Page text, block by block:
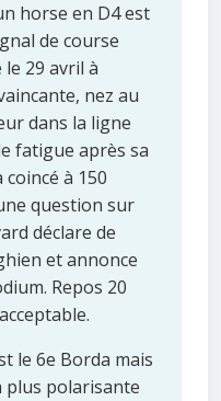
horse en D4 est
de course
29 avril à
nez au
dans la ligne
fatigue après sa
coincé à 150
question sur
déclare de
et annonce
Repos 20
le 6e Borda mais
plus polarisante